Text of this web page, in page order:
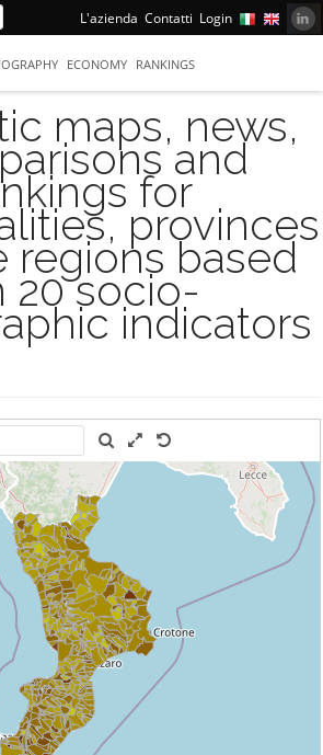
L'azienda Contatti Login
ECONOMY RANKINGS
maps, news,
and
for
provinces
regions based
20 socio-
indicators